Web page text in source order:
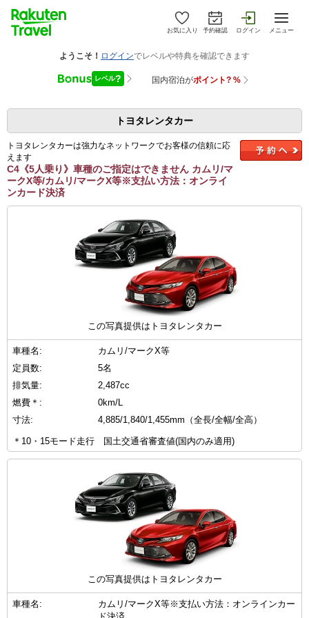
お気に入り 予約確認 ログイン メニュー
トヨタレンタカー
トヨタレンタカーは強力なネットワークでお客様の信頼に応
えます
C4《5人乗り》車種のご指定はできません カムリ/マ
ークX等/カムリ/マークX等※支払い方法：オンライ
ンカード決済
この写真提供はトヨタレンタカー
車種名:
カムリ/マークX等
定員数:
5名
排気量:
2,487cc
燃費＊:
0km/L
寸法:
4,885/1,840/1,455mm（全長/全幅/全高）
＊10・15モード走行 国土交通省審査値(国内のみ適用)
この写真提供はトヨタレンタカー
車種名:
カムリ/マークX等※支払い方法：オンラインカー